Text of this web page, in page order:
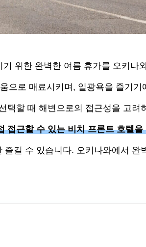
위한 완벽한 여름 휴가를 오키나
으로 매료시키며, 일광욕을 즐기기
택할 때 해변으로의 접근성을 고려
접근할 수 있는 비치 프론트 호텔을
길 수 있습니다. 오키나와에서 완